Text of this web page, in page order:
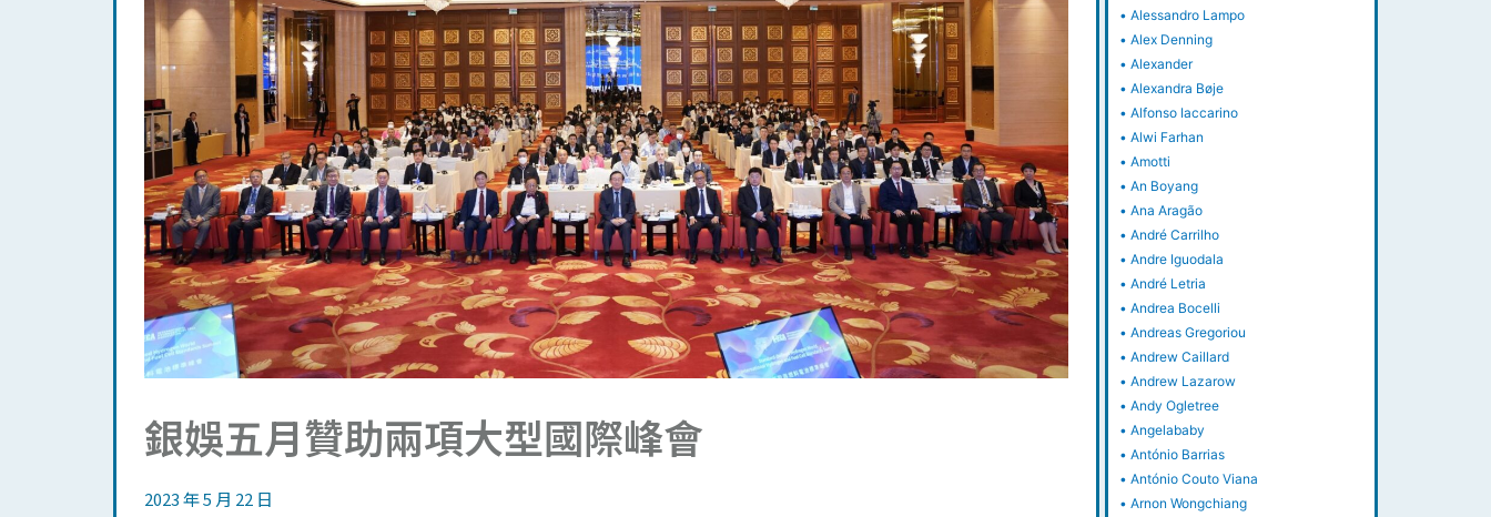
銀娛五月贊助兩項大型國際峰會
2023 年 5 月 22 日
•Alessandro Lampo
•Alex Denning
•Alexander
•Alexandra Bøje
•Alfonso Iaccarino
•Alwi Farhan
•Amotti
•An Boyang
•Ana Aragão
•André Carrilho
•Andre Iguodala
•André Letria
•Andrea Bocelli
•Andreas Gregoriou
•Andrew Caillard
•Andrew Lazarow
•Andy Ogletree
•Angelababy
•António Barrias
•António Couto Viana
•Arnon Wongchiang